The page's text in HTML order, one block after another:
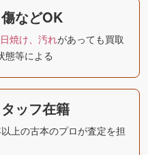
などOK
焼け、汚れがあっても買取
態等による
ッフ在籍
上の古本のプロが査定を担